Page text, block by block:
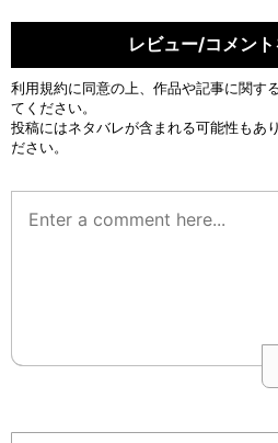
レビュー/コメン
利用規約に同意の上、作品や記事に関す
てください。
投稿にはネタバレが含まれる可能性もあ
ださい。